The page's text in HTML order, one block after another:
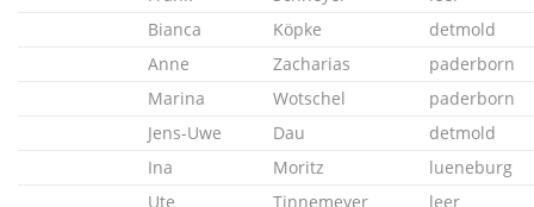
Bianca
Köpke
detmold
Anne
Zacharias
paderborn
Marina
Wotschel
paderborn
Jens-Uwe
Dau
detmold
Ina
Moritz
lueneburg
Ute
Tinnemeyer leer